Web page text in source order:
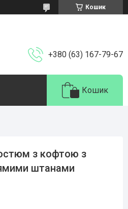
Кошик
+380 (63) 167-79-67
Кошик
з кофтою з
штанами